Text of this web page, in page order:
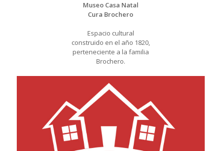
Museo Casa Natal
Cura Brochero
Espacio cultural
construido en el año 1820,
perteneciente a la familia
Brochero.